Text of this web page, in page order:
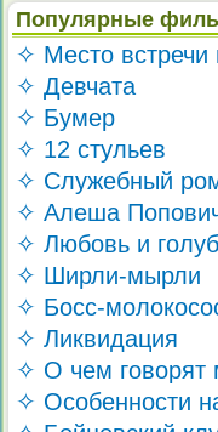
Популярные
✧ Место встречи
✧ Девчата
✧ Бумер
✧ 12 стульев
✧ Служебный
✧ Алеша
✧ Любовь и
✧ Ширли-мырли
✧ Босс-
✧ Ликвидация
✧ О чем говорят
✧ Особенности